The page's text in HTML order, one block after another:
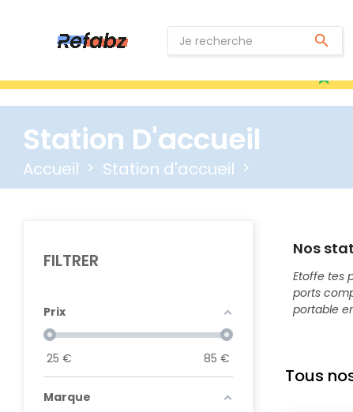
search
Station D'accueil
Accueil Station d'accueil
FILTRER
Prix
25 € 85 €
Marque
Nos
Etoffe tes
ports
portable
Tous